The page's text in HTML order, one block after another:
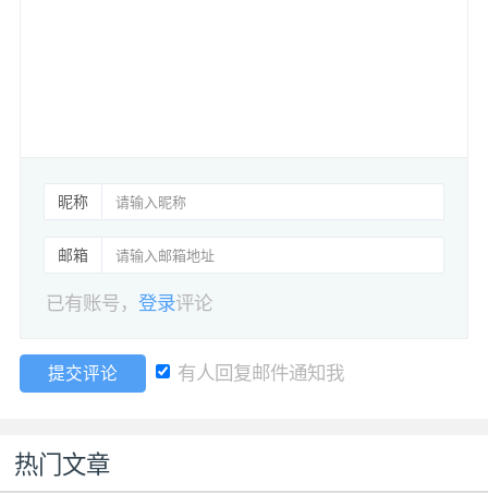
昵称
邮箱
已有账号，登录评论
提交评论 有人回复邮件通知我
热门文章